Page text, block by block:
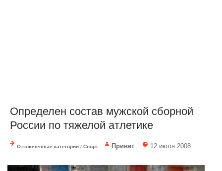
Определен состав мужской сборной
России по тяжелой атлетике
Отключенные категории / Спорт Привет 12 июля 2008